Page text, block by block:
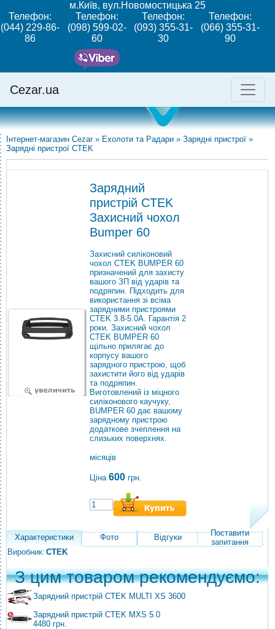
м.Київ, вул.Новомостицька 25
Телефон:
(044) 229-86-
86
Телефон:
(098) 599-02-
60
Телефон:
(093) 355-31-
30
Телефон:
(066) 355-31-
90
Cezar.ua
Інтернет-магазин Cezar » Ехолоти та Радари » Зарядні пристрої »
Зарядні пристрої CTEK
Зарядний
пристрій CTEK
Захисний чохол
Bumper 60
Захисний силіконовий
чохол CTEK BUMPER 60
призначений для захисту
вашого ЗП від ударів та
подряпин. Підходить для
використання зі всіма
зарядними пристроями
CTEK 3.8-5.0A. Гарантія 2
роки. Захисний чохол
CTEK BUMPER 60
щільно прилягає до
корпусу вашого
зарядного пристрою, щоб
захистити його від ударів
та подряпин.
Виготовлений із міцного
силіконового каучуку,
BUMPER 60 дає вашому
зарядному пристрою
додаткове зчеплення на
слизьких поверхнях.
місяців
Ціна 600 грн.
Характеристики Фото Відгуки
Поставити
запитання
Виробник: CTEK
З цим товаром рекомендуємо:
Зарядний пристрій CTEK MULTI XS 3600
Зарядний пристрій CTEK MXS 5.0
4480 грн.